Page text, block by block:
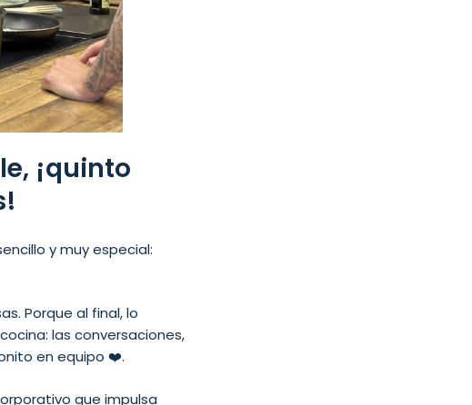
¡quinto
y muy especial:
Porque al final, lo
las conversaciones,
en equipo ❤️.
que impulsa